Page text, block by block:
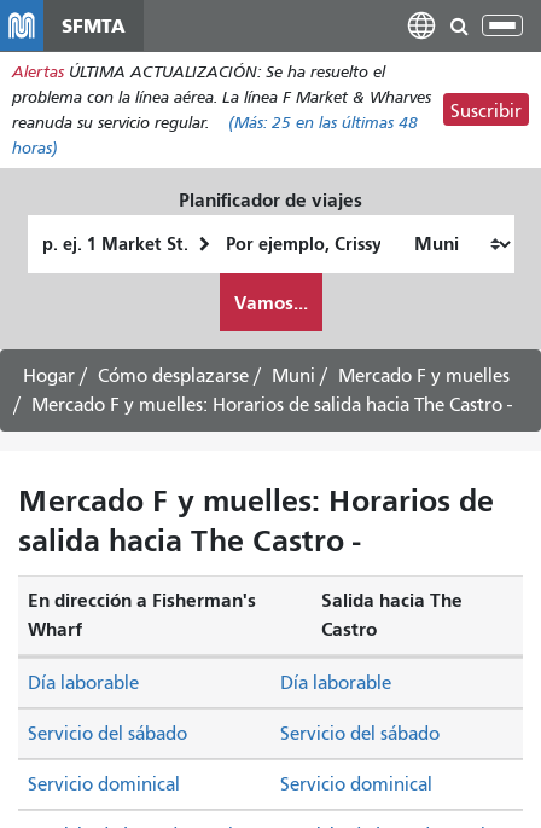
contenido
principal
SFMTA
Alertas ÚLTIMA ACTUALIZACIÓN: Se ha resuelto el
problema con la línea aérea. La línea F Market & Wharves
reanuda su servicio regular.
(Más: 25 en las últimas 48
horas)
Suscribir
Planificador de viajes
de
quiero
viajar
Vamos...
Hogar Cómo desplazarse Muni
Mercado F y muelles
Mercado F y muelles: Horarios de salida hacia The Castro -
Mercado F y muelles: Horarios de
salida hacia The Castro -
En dirección a Fisherman's
Wharf
Salida hacia The
Castro
Servicio del sábado Servicio del sábado
Servicio dominical Servicio dominical
Día laborable Día laborable